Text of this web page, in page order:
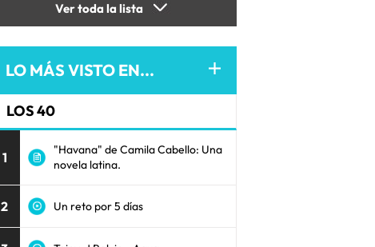
Ver toda la lista
LO MÁS VISTO EN...
LOS 40
1
"Havana" de Camila Cabello: Una
novela latina.
2 Un reto por 5 días